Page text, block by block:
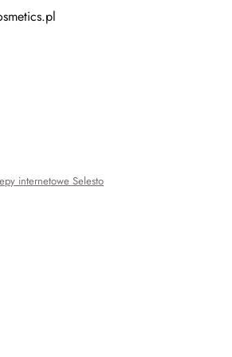
internetowe Selesto